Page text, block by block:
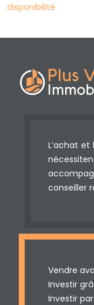
disponibilité
L’achat
conseiller
Vendre
Investir
Investir par